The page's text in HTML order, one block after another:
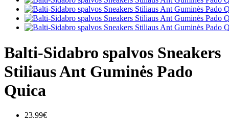
Balti-Sidabro spalvos Sneakers
Stiliaus Ant Guminės Pado
Quica
23.99€